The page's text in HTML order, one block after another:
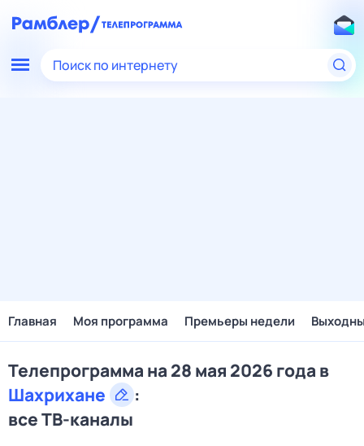
Поиск по интернету
Главная Моя программа Премьеры недели
Телепрограмма на 28 мая 2026 года в
Шахрихане
:
все ТВ-каналы